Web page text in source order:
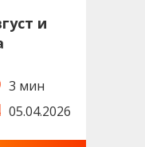
и
3 мин
05.04.2026